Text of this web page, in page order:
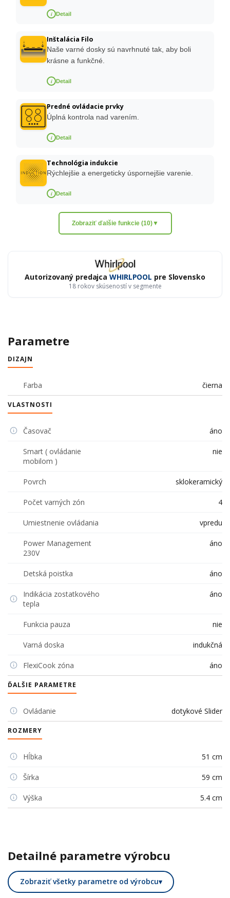
i Detail
Inštalácia Filo
Naše varné dosky sú navrhnuté tak, aby boli
krásne a funkčné.
i Detail
Predné ovládacie prvky
Úplná kontrola nad varením.
i Detail
Technológia indukcie
Rýchlejšie a energeticky úspornejšie varenie.
i Detail
Zobraziť ďalšie funkcie (10)▼
Autorizovaný predajcaWHIRLPOOL pre Slovensko
18 rokov skúseností v segmente
Parametre
DIZAJN
Farba čierna
VLASTNOSTI
Časovač áno
Smart ( ovládanie
mobilom )
nie
Povrch sklokeramický
Počet varných zón 4
Umiestnenie ovládania vpredu
Power Management
230V
áno
Detská poistka áno
Indikácia zostatkového
tepla
áno
Funkcia pauza nie
Varná doska indukčná
FlexiCook zóna áno
ĎALŠIE PARAMETRE
Ovládanie dotykové Slider
ROZMERY
Hĺbka 51 cm
Šírka 59 cm
Výška 5.4 cm
Detailné parametre výrobcu
Zobraziť všetky parametre od výrobcu▾